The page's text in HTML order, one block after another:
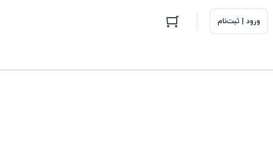
ورود | ثبت‌نام